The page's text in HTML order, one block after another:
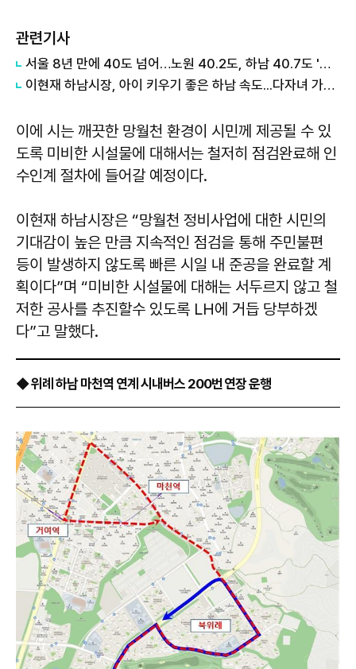
관련기사
서울 8년 만에 40도 넘어…노원 40.2도, 하남 40.7도 '극한폭염'
이현재 하남시장, 아이 키우기 좋은 하남 속도...다자녀 가구 수도요금 감면 확대
이에 시는 깨끗한 망월천 환경이 시민께 제공될 수 있
도록 미비한 시설물에 대해서는 철저히 점검완료해 인
수인계 절차에 들어갈 예정이다.
이현재 하남시장은 “망월천 정비사업에 대한 시민의
기대감이 높은 만큼 지속적인 점검을 통해 주민불편
등이 발생하지 않도록 빠른 시일 내 준공을 완료할 계
획이다”며 “미비한 시설물에 대해는 서두르지 않고 철
저한 공사를 추진할수 있도록 LH에 거듭 당부하겠
다”고 말했다.
◆ 위례 하남 마천역 연계 시내버스 200번 연장 운행